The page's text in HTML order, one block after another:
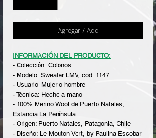
Agregar / Add
INFORMACIÓN DEL PRODUCTO:
- Colección: Colonos
- Modelo: Sweater LMV, cod. 1147
- Usuario: Mujer o hombre
- Técnica: Hecho a mano
- 100% Merino Wool de Puerto Natales,
Estancia La Península
- Origen: Puerto Natales, Patagonia, Chile
- Diseño: Le Mouton Vert, by Paulina Escobar